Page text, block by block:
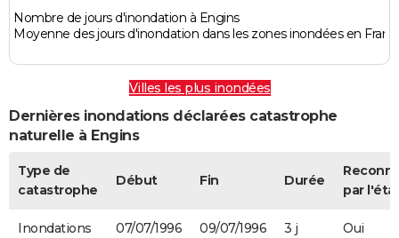
Nombre de jours d'inondation à Engins
Moyenne des jours d'inondation dans les zones inondées en
Villes les plus inondées
Dernières inondations déclarées catastrophe
naturelle à Engins
Type de
catastrophe
Début Fin Durée
par
Inondations
07/07/1996 09/07/1996 3 j Oui